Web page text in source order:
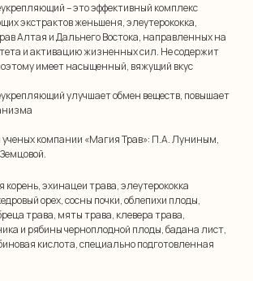
– это эффективный комплекс
экстрактов женьшеня, элеутерококка,
Алтая и Дальнего Востока, направленных на
и активацию жизненных сил. Не содержит
имеет насыщенный, вяжущий вкус
улучшает обмен веществ, повышает
ученых компании «Магия Трав»: П.А. Луниным,
эхинацеи трава, элеутерококка
орех, сосны почки, облепихи плоды,
трава, мяты трава, клевера трава,
и рябины черноплодной плоды, бадана лист,
кислота, специально подготовленная